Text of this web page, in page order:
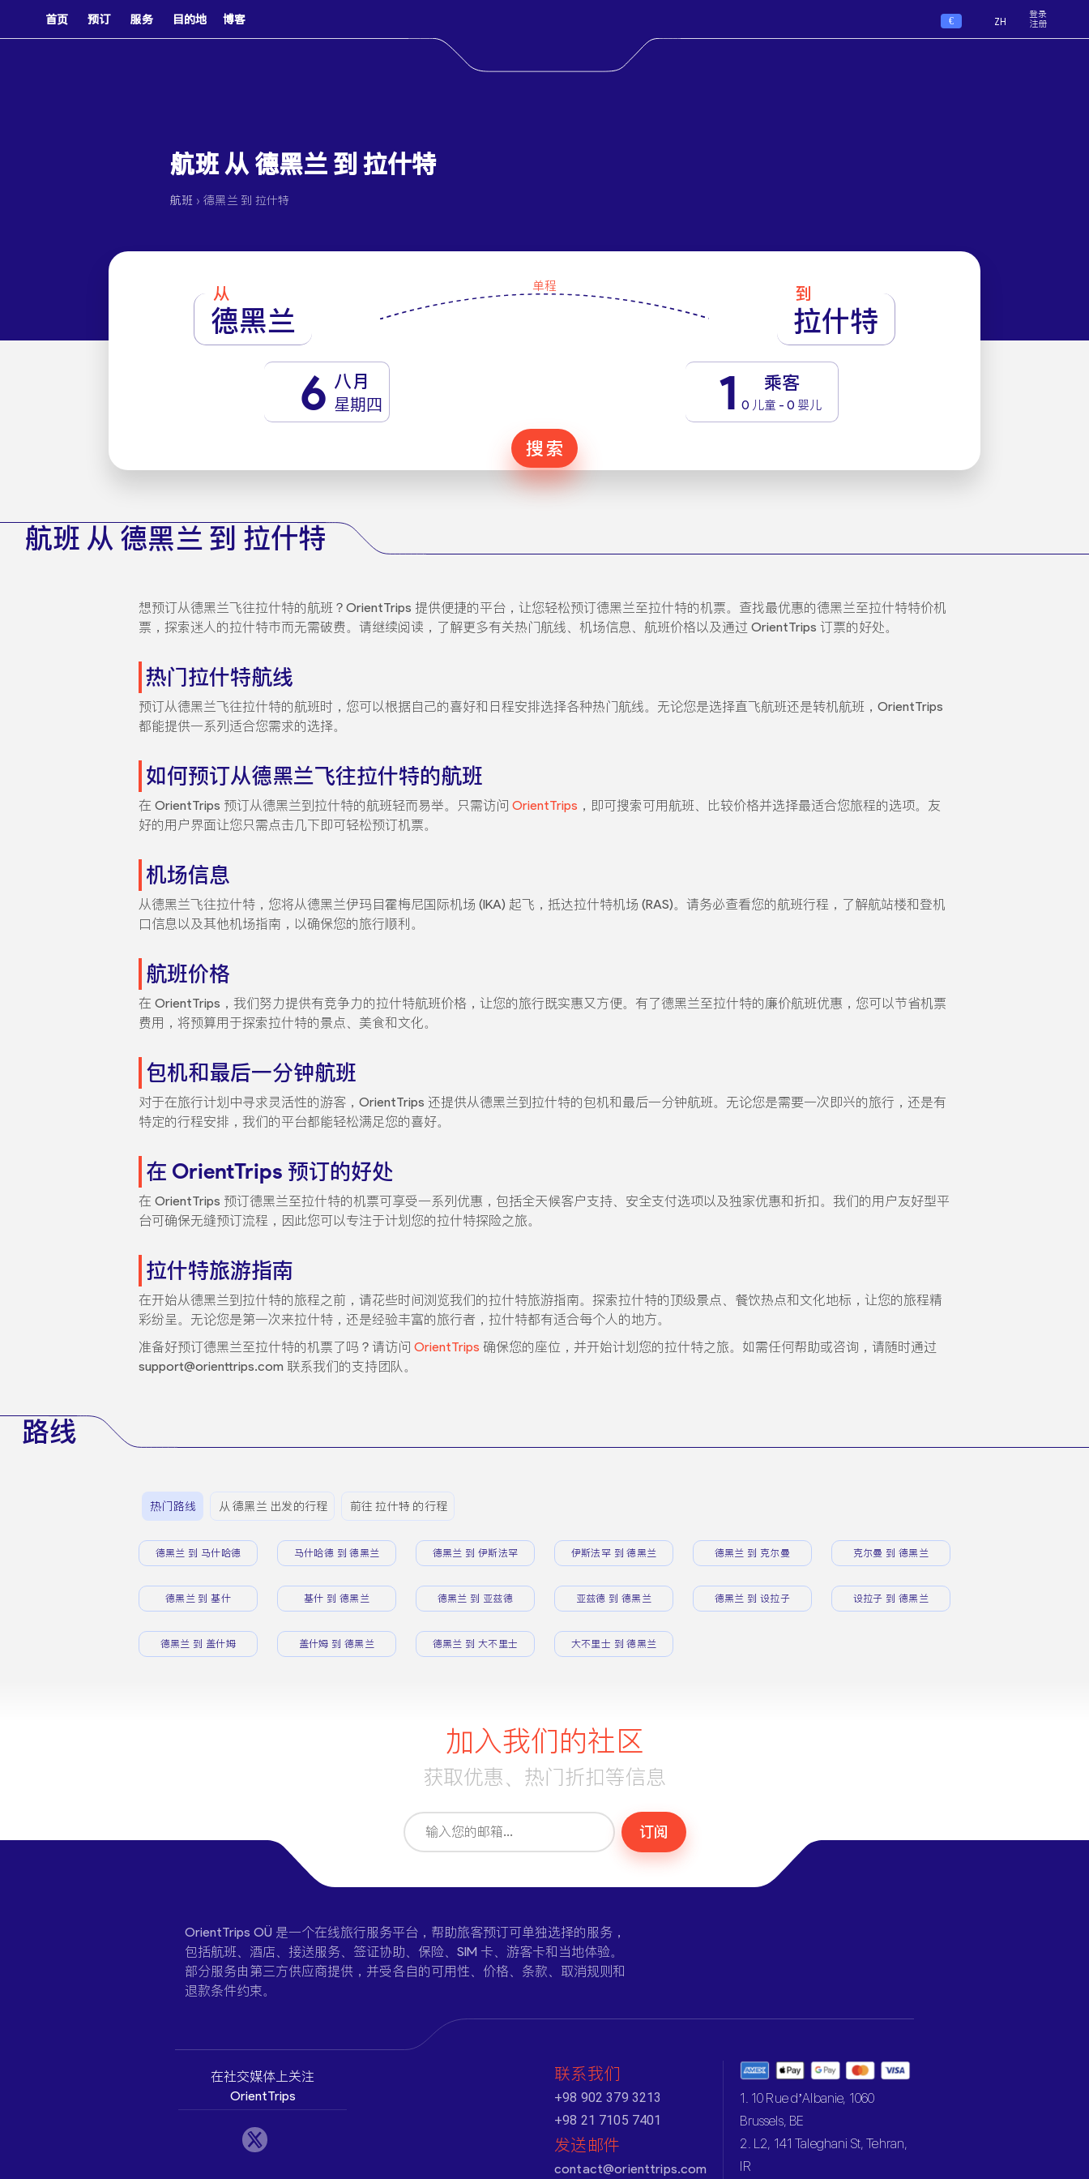
首页 预订 服务 目的地 博客 € ZH
登录
注册
航班 从 德黑兰 到 拉什特
航班 › 德黑兰 到 拉什特
从
德黑兰
单程 到
拉什特
6 八月
星期四 1 乘客
0 儿童 - 0 婴儿
搜索
航班 从 德黑兰 到 拉什特
想预订从德黑兰飞往拉什特的航班？OrientTrips 提供便捷的平台，让您轻松预订德黑兰至拉什特的机票。查找最优惠的德黑兰至拉什特特价机
票，探索迷人的拉什特市而无需破费。请继续阅读，了解更多有关热门航线、机场信息、航班价格以及通过 OrientTrips 订票的好处。
热门拉什特航线
预订从德黑兰飞往拉什特的航班时，您可以根据自己的喜好和日程安排选择各种热门航线。无论您是选择直飞航班还是转机航班，OrientTrips
都能提供一系列适合您需求的选择。
如何预订从德黑兰飞往拉什特的航班
在 OrientTrips 预订从德黑兰到拉什特的航班轻而易举。只需访问 OrientTrips ，即可搜索可用航班、比较价格并选择最适合您旅程的选项。友
好的用户界面让您只需点击几下即可轻松预订机票。
机场信息
从德黑兰飞往拉什特，您将从德黑兰伊玛目霍梅尼国际机场 (IKA) 起飞，抵达拉什特机场 (RAS)。请务必查看您的航班行程，了解航站楼和登机
口信息以及其他机场指南，以确保您的旅行顺利。
航班价格
在 OrientTrips，我们努力提供有竞争力的拉什特航班价格，让您的旅行既实惠又方便。有了德黑兰至拉什特的廉价航班优惠，您可以节省机票
费用，将预算用于探索拉什特的景点、美食和文化。
包机和最后一分钟航班
对于在旅行计划中寻求灵活性的游客，OrientTrips 还提供从德黑兰到拉什特的包机和最后一分钟航班。无论您是需要一次即兴的旅行，还是有
特定的行程安排，我们的平台都能轻松满足您的喜好。
在 OrientTrips 预订的好处
在 OrientTrips 预订德黑兰至拉什特的机票可享受一系列优惠，包括全天候客户支持、安全支付选项以及独家优惠和折扣。我们的用户友好型平
台可确保无缝预订流程，因此您可以专注于计划您的拉什特探险之旅。
拉什特旅游指南
在开始从德黑兰到拉什特的旅程之前，请花些时间浏览我们的拉什特旅游指南。探索拉什特的顶级景点、餐饮热点和文化地标，让您的旅程精
彩纷呈。无论您是第一次来拉什特，还是经验丰富的旅行者，拉什特都有适合每个人的地方。
准备好预订德黑兰至拉什特的机票了吗？请访问 OrientTrips 确保您的座位，并开始计划您的拉什特之旅。如需任何帮助或咨询，请随时通过
support@orienttrips.com 联系我们的支持团队。
路线
热门路线 从 德黑兰 出发的行程 前往 拉什特 的行程
德黑兰 到 马什哈德 马什哈德 到 德黑兰 德黑兰 到 伊斯法罕 伊斯法罕 到 德黑兰 德黑兰 到 克尔曼 克尔曼 到 德黑兰
德黑兰 到 基什 基什 到 德黑兰 德黑兰 到 亚兹德 亚兹德 到 德黑兰 德黑兰 到 设拉子 设拉子 到 德黑兰
德黑兰 到 盖什姆 盖什姆 到 德黑兰 德黑兰 到 大不里士 大不里士 到 德黑兰
加入我们的社区
获取优惠、热门折扣等信息
订阅
OrientTrips OÜ 是一个在线旅行服务平台，帮助旅客预订可单独选择的服务，
包括航班、酒店、接送服务、签证协助、保险、SIM 卡、游客卡和当地体验。
部分服务由第三方供应商提供，并受各自的可用性、价格、条款、取消规则和
退款条件约束。
在社交媒体上关注
OrientTrips
联系我们
+98 902 379 3213
+98 21 7105 7401
发送邮件
contact@orienttrips.com
1. 10 Rue d’Albanie, 1060
Brussels, BE
2. L2, 141 Taleghani St, Tehran,
IR